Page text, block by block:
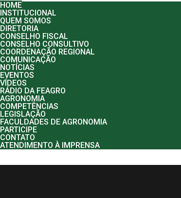
HOME
INSTITUCIONAL
QUEM SOMOS
DIRETORIA
CONSELHO FISCAL
CONSELHO CONSULTIVO
COORDENAÇÃO REGIONAL
COMUNICAÇÃO
NOTÍCIAS
EVENTOS
VÍDEOS
RÁDIO DA FEAGRO
AGRONOMIA
COMPETÊNCIAS
LEGISLAÇÃO
FACULDADES DE AGRONOMIA
PARTICIPE
CONTATO
ATENDIMENTO À IMPRENSA